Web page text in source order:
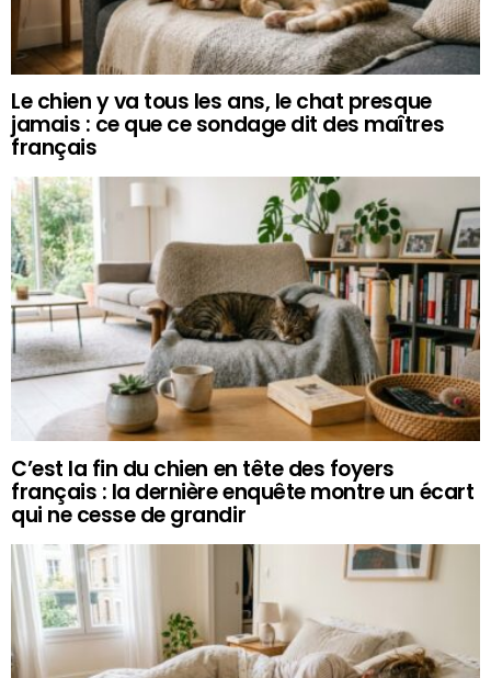
Le chien y va tous les ans, le chat presque
jamais : ce que ce sondage dit des maîtres
français
C’est la fin du chien en tête des foyers
français : la dernière enquête montre un écart
qui ne cesse de grandir